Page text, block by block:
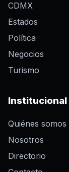
CDMX
Estados
Política
Negocios
Turismo
Institucional
Quiénes somos
Nosotros
Directorio